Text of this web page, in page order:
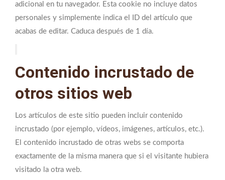
adicional en tu navegador. Esta cookie no incluye datos
personales y simplemente indica el ID del artículo que
acabas de editar. Caduca después de 1 día.
Contenido incrustado de
otros sitios web
Los artículos de este sitio pueden incluir contenido
incrustado (por ejemplo, vídeos, imágenes, artículos, etc.).
El contenido incrustado de otras webs se comporta
exactamente de la misma manera que si el visitante hubiera
visitado la otra web.